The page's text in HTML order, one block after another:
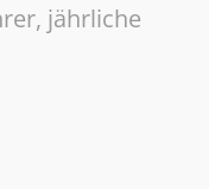
jährliche